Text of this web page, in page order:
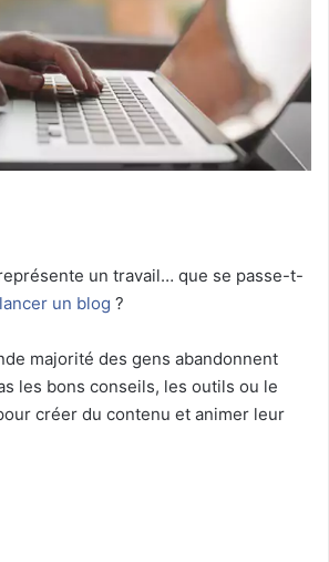
un travail… que se passe-t-
lancer un blog ?
majorité des gens abandonnent
les bons conseils, les outils ou le
créer du contenu et animer leur